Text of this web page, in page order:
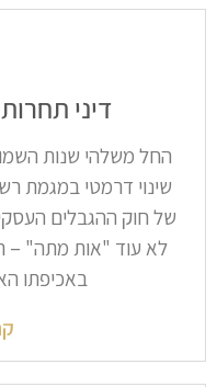
דיני
החל משלהי שנות
שינוי דרמטי במגמת
של חוק ההגבלים
לא עוד "אות מתה" –
באכיפתו